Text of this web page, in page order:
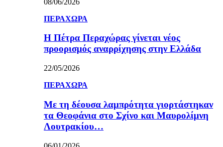
ΠΕΡΑΧΩΡΑ
Η Πέτρα Περαχώρας γίνεται νέος
προορισμός αναρρίχησης στην Ελλάδα
22/05/2026
ΠΕΡΑΧΩΡΑ
Με τη δέουσα λαμπρότητα γιορτάστηκαν
τα Θεοφάνια στο Σχίνο και Μαυρολίμνη
Λουτρακίου…